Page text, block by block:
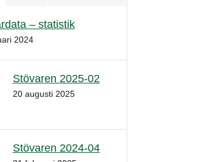
– statistik
2024
Stövaren 2025-02
20 augusti 2025
Stövaren 2024-04